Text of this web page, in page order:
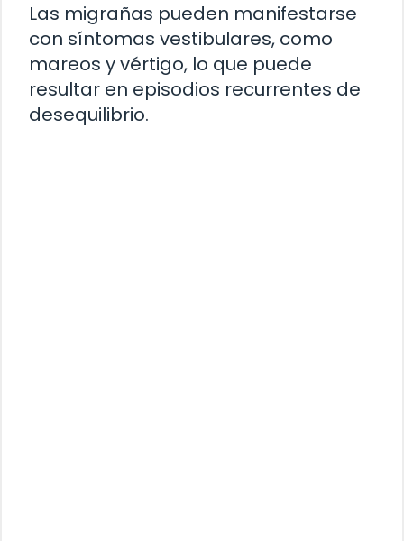
Las migrañas pueden manifestarse
con síntomas vestibulares, como
mareos y vértigo, lo que puede
resultar en episodios recurrentes de
desequilibrio.